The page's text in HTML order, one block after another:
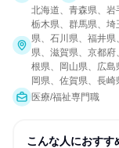
北海道、青森県、岩
栃木県、群馬県、
県、石川県、福井
県、滋賀県、京都
根県、岡山県、広
岡県、佐賀県、長
医療/福祉専門職
こんな人におすす